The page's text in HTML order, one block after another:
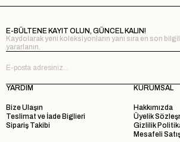
E-BÜLTENE KAYIT OLUN, GÜNCEL KALIN!
Kaydolarak yeni koleksiyonların yanı sıra en son
yararlanın.
YARDIM
Bize Ulaşın
Teslimat ve İade Biglieri
Sipariş Takibi
KURUMSAL
Hakkımızda
Üyelik
Gizlilik
Mesafeli